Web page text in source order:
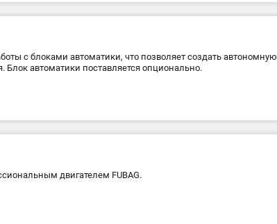
с блоками автоматики, что позволяет создать автономную
Блок автоматики поставляется опционально.
двигателем FUBAG.